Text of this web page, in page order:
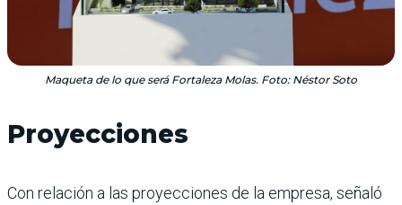
Maqueta de lo que será Fortaleza Molas. Foto: Néstor Soto
Proyecciones
Con relación a las proyecciones de la empresa, señaló